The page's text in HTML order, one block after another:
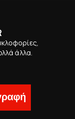
άλλα.